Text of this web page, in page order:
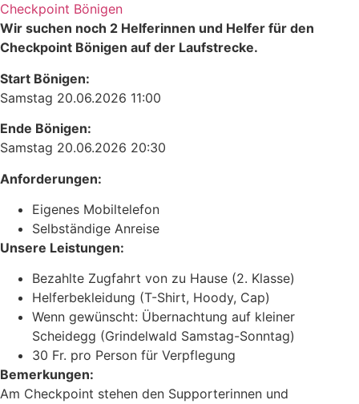
Checkpoint Bönigen
Wir suchen noch 2 Helferinnen und Helfer für den
Checkpoint Bönigen auf der Laufstrecke.
Start Bönigen:
Samstag 20.06.2026 11:00
Ende Bönigen:
Samstag 20.06.2026 20:30
Anforderungen:
Eigenes Mobiltelefon
Selbständige Anreise
Unsere Leistungen:
Bezahlte Zugfahrt von zu Hause (2. Klasse)
Helferbekleidung (T-Shirt, Hoody, Cap)
Wenn gewünscht: Übernachtung auf kleiner
Scheidegg (Grindelwald Samstag-Sonntag)
30 Fr. pro Person für Verpflegung
Bemerkungen:
Am Checkpoint stehen den Supporterinnen und